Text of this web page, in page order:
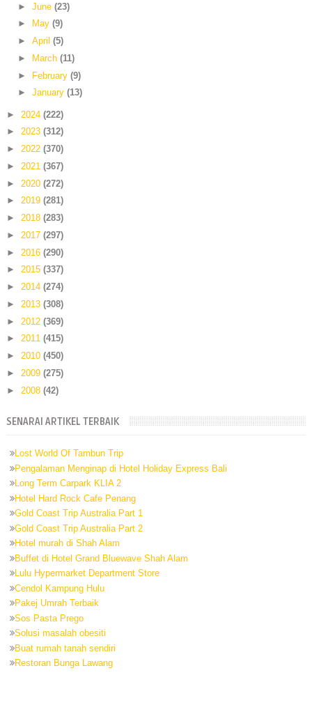
► June (23)
►
May (9)
► April (5)
►
March (11)
► February (9)
► January (13)
► 2024 (222)
► 2023 (312)
► 2022 (370)
► 2021 (367)
► 2020 (272)
► 2019 (281)
► 2018 (283)
► 2017 (297)
► 2016 (290)
► 2015 (337)
► 2014 (274)
► 2013 (308)
► 2012 (369)
► 2011 (415)
► 2010 (450)
► 2009 (275)
► 2008 (42)
SENARAI ARTIKEL TERBAIK
Lost World Of Tambun Trip
Pengalaman Menginap di Hotel Holiday Express Bali
Long Term Carpark KLIA 2
Hotel Hard Rock Cafe Penang
Gold Coast Trip Australia Part 1
Gold Coast Trip Australia Part 2
Hotel murah di Shah Alam
Buffet di Hotel Grand Bluewave Shah Alam
Lulu Hypermarket Department Store
Cendol Kampung Hulu
Pakej Umrah Terbaik
Sos Pasta Prego
Solusi masalah obesiti
Buat rumah tanah sendiri
Restoran Bunga Lawang